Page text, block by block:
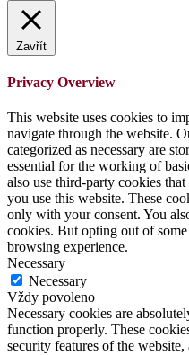
Zavřít
Privacy Overview
This website uses cookies to
navigate through the website.
categorized as necessary are
essential for the working of
also use third-party cookies
you use this website. These
only with your consent. You
cookies. But opting out of
browsing experience.
Necessary
Necessary
Vždy povoleno
Necessary cookies are
function properly. These
security features of the website,